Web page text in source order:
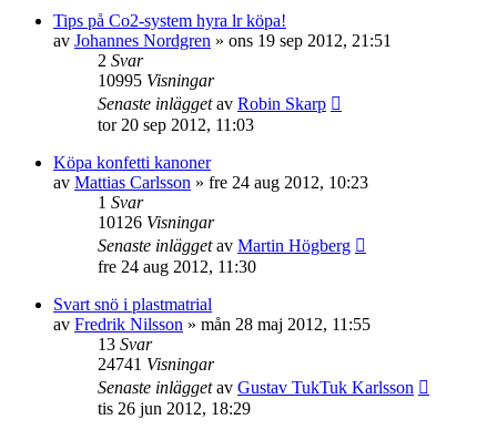
Tips på Co2-system hyra lr köpa!
av Johannes Nordgren » ons 19 sep 2012, 21:51
2 Svar
10995 Visningar
Senaste inläggetav Robin Skarp
tor 20 sep 2012, 11:03
Köpa konfetti kanoner
av Mattias Carlsson » fre 24 aug 2012, 10:23
1 Svar
10126 Visningar
Senaste inläggetav Martin Högberg
fre 24 aug 2012, 11:30
Svart snö i plastmatrial
av Fredrik Nilsson » mån 28 maj 2012, 11:55
13 Svar
24741 Visningar
Senaste inläggetav Gustav TukTuk Karlsson
tis 26 jun 2012, 18:29